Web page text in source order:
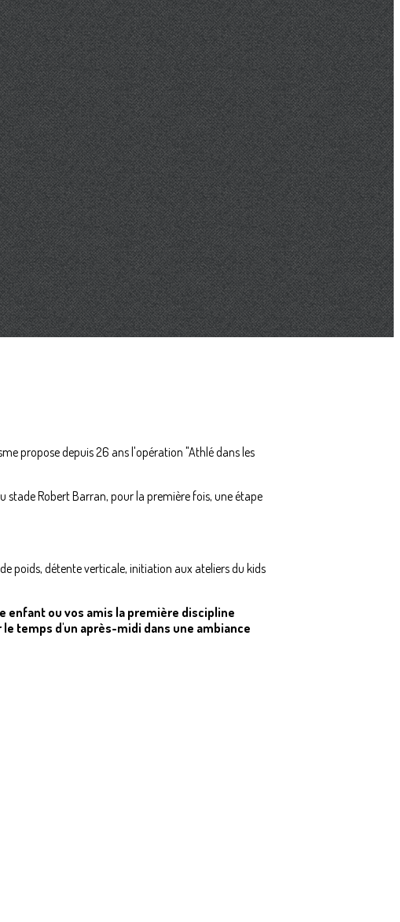
propose depuis 26 ans l'opération "Athlé dans les
stade Robert Barran, pour la première fois, une étape
poids, détente verticale, initiation aux ateliers du kids
enfant ou vos amis la première discipline
temps d'un après-midi dans une ambiance